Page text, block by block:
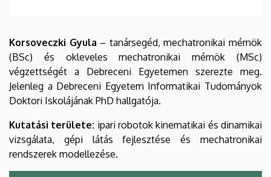
Korsoveczki Gyula – tanársegéd, mechatronikai mérnök
(BSc) és okleveles mechatronikai mérnök (MSc)
végzettségét a Debreceni Egyetemen szerezte meg.
Jelenleg a Debreceni Egyetem Informatikai Tudományok
Doktori Iskolájának PhD hallgatója.
Kutatási területe: ipari robotok kinematikai és dinamikai
vizsgálata, gépi látás fejlesztése és mechatronikai
rendszerek modellezése.